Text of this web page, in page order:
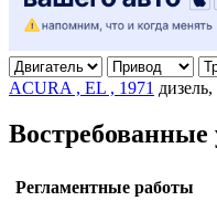
ACURA , EL , 1971
Востребованные
Регламентные работы